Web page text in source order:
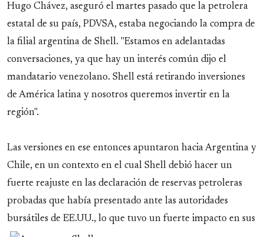
Hugo Chávez, aseguró el martes pasado que la petrolera
estatal de su país, PDVSA, estaba negociando la compra de
la filial argentina de Shell. "Estamos en adelantadas
conversaciones, ya que hay un interés común dijo el
mandatario venezolano. Shell está retirando inversiones
de América latina y nosotros queremos invertir en la
región".
Las versiones en ese entonces apuntaron hacia Argentina y
Chile, en un contexto en el cual Shell debió hacer un
fuerte reajuste en las declaración de reservas petroleras
probadas que había presentado ante las autoridades
bursátiles de EE.UU., lo que tuvo un fuerte impacto en sus